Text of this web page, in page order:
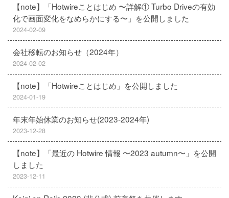
【note】「Hotwireことはじめ 〜詳解① Turbo Driveの有効
化で画面変化をなめらかにする〜」を公開しました
2024-02-09
会社移転のお知らせ（2024年）
2024-02-02
【note】「Hotwireことはじめ」を公開しました
2024-01-19
年末年始休業のお知らせ(2023-2024年)
2023-12-28
【note】「最近の Hotwire 情報 〜2023 autumn〜」を公開
しました
2023-12-11